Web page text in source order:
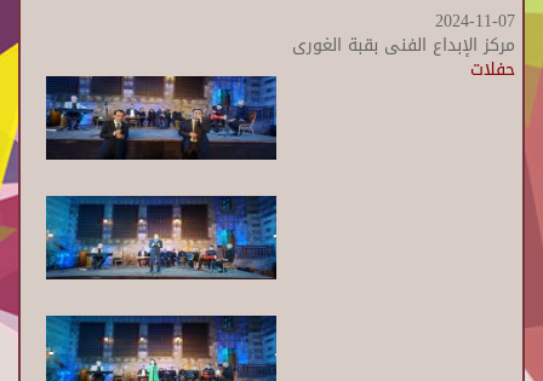
2024-11-07
مركز الإبداع الفنى بقبة الغورى
حفلات